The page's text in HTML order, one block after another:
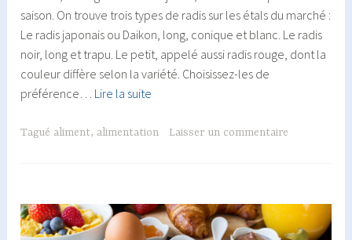
saison. On trouve trois types de radis sur les étals du marché :
Le radis japonais ou Daikon, long, conique et blanc. Le radis
noir, long et trapu. Le petit, appelé aussi radis rouge, dont la
couleur diffère selon la variété. Choisissez-les de
préférence… Lire la suite
:
riche
en
Tagué aliment, alimentation Laisser un commentaire